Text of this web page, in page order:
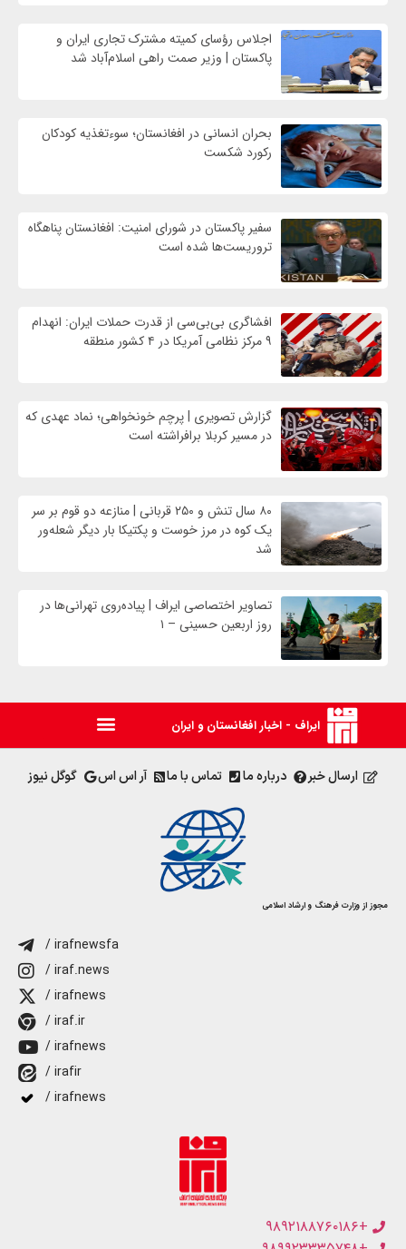
اجلاس رؤسای کمیته مشترک تجاری ایران و
پاکستان | وزیر صمت راهی اسلام‌آباد شد
بحران انسانی در افغانستان؛ سوءتغذیه کودکان
رکورد شکست
سفیر پاکستان در شورای امنیت: افغانستان پناهگاه
تروریست‌ها شده است
افشاگری بی‌بی‌سی از قدرت حملات ایران: انهدام
۹ مرکز نظامی آمریکا در ۴ کشور منطقه
گزارش تصویری | پرچم خونخواهی؛ نماد عهدی که
در مسیر کربلا برافراشته است
۸۰ سال تنش و ۲۵۰ قربانی | منازعه دو قوم بر سر
یک کوه در مرز خوست و پکتیکا بار دیگر شعله‌ور
شد
تصاویر اختصاصی ایراف | پیاده‌روی تهرانی‌ها در
روز اربعین حسینی – ۱
ایراف - اخبار افغانستان و ایران
ارسال خبر درباره ما تماس با ما آر اس اس گوگل نیوز
مجوز از وزارت فرهنگ و ارشاد اسلامی
/ irafnewsfa
/ iraf.news
/ irafnews
/ iraf.ir
/ irafnews
/ irafir
/ irafnews
+۹۸۹۲۱۸۸۷۶۰۱۸۶